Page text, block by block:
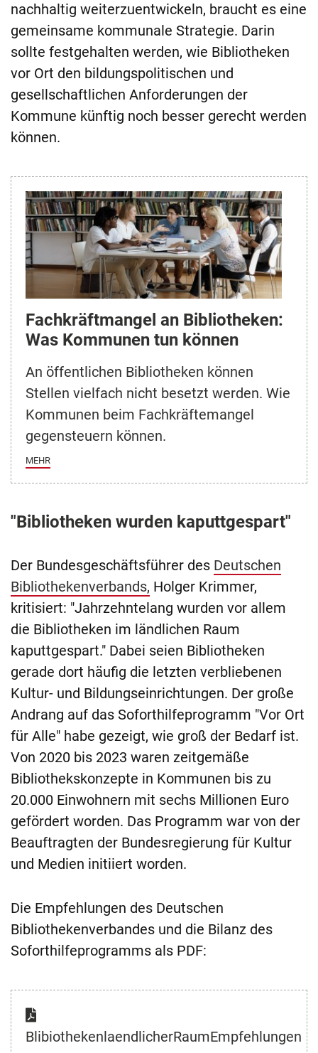
nachhaltig weiterzuentwickeln, braucht es eine
gemeinsame kommunale Strategie. Darin
sollte festgehalten werden, wie Bibliotheken
vor Ort den bildungspolitischen und
gesellschaftlichen Anforderungen der
Kommune künftig noch besser gerecht werden
können.
Fachkräftmangel an Bibliotheken:
Was Kommunen tun können
An öffentlichen Bibliotheken können
Stellen vielfach nicht besetzt werden. Wie
Kommunen beim Fachkräftemangel
gegensteuern können.
MEHR
"Bibliotheken wurden kaputtgespart"
Der Bundesgeschäftsführer des Deutschen
Bibliothekenverbands, Holger Krimmer,
kritisiert: "Jahrzehntelang wurden vor allem
die Bibliotheken im ländlichen Raum
kaputtgespart." Dabei seien Bibliotheken
gerade dort häufig die letzten verbliebenen
Kultur- und Bildungseinrichtungen. Der große
Andrang auf das Soforthilfeprogramm "Vor Ort
für Alle" habe gezeigt, wie groß der Bedarf ist.
Von 2020 bis 2023 waren zeitgemäße
Bibliothekskonzepte in Kommunen bis zu
20.000 Einwohnern mit sechs Millionen Euro
gefördert worden. Das Programm war von der
Beauftragten der Bundesregierung für Kultur
und Medien initiiert worden.
Die Empfehlungen des Deutschen
Bibliothekenverbandes und die Bilanz des
Soforthilfeprogramms als PDF:
BlibiothekenlaendlicherRaumEmpfehlungen